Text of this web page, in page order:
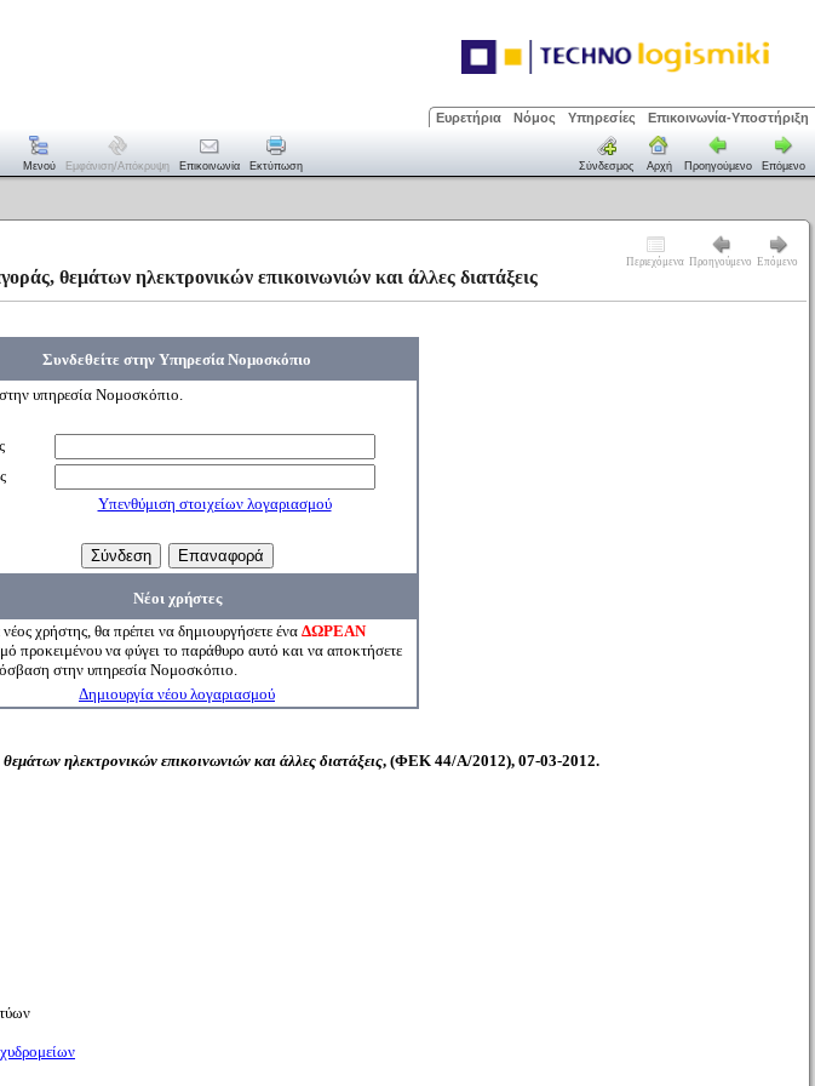
Ευρετήρια Νόμος Υπηρεσίες Επικοινωνία-Υποστήριξη
Μενού Εμφάνιση/απόκρυψη Επικοινωνία Εκτύπωση Σύνδεσμος Αρχή Προηγούμενο Επόμενο